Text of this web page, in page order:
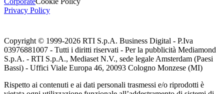
Privacy Policy
Copyright © 1999-2026 RTI S.p.A. Business Digital - P.Iva
03976881007 - Tutti i diritti riservati - Per la pubblicità Mediamond
S.p.A. - RTI S.p.A., Mediaset N.V., sede legale Amsterdam (Paesi
Bassi) - Uffici Viale Europa 46, 20093 Cologno Monzese (MI)
Rispetto ai contenuti e ai dati personali trasmessi e/o riprodotti è